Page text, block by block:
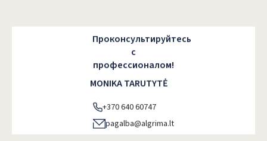
Проконсультируйтесь
с
профессионалом!
MONIKA TARUTYTĖ
+370 640 60747
pagalba@algrima.lt